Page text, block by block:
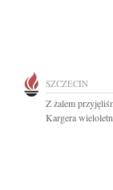
SZCZECIN
Z żalem
Kargera